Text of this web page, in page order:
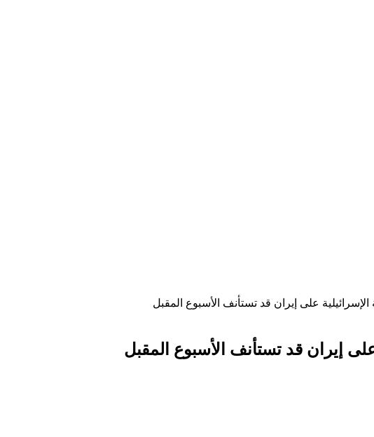
الإسرائيلية على إيران قد تستأنف الأسبوع المقبل
على إيران قد تستأنف الأسبوع المقبل